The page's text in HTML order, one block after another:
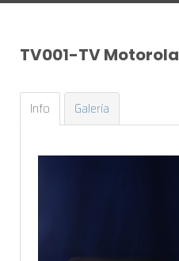
TV001-TVMotorola
Info Galería